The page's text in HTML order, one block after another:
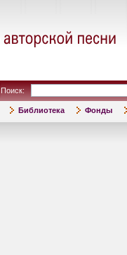
Поиск:
Библиотека Фонды